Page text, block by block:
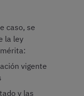
caso, se
la ley
vigente
y las